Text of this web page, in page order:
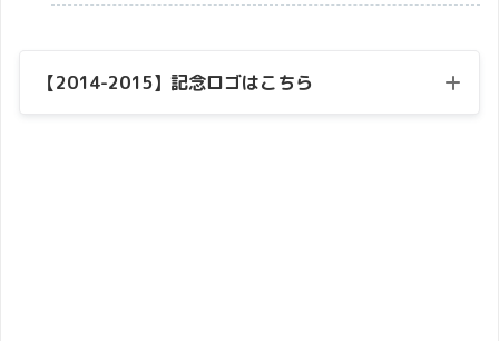
【2014-2015】記念ロゴはこちら